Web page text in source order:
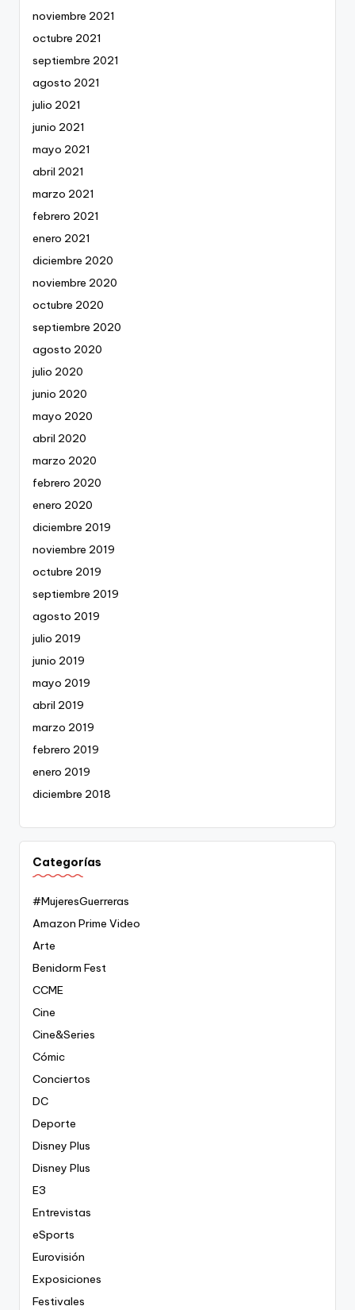
noviembre 2021
octubre 2021
septiembre 2021
agosto 2021
julio 2021
junio 2021
mayo 2021
abril 2021
marzo 2021
febrero 2021
enero 2021
diciembre 2020
noviembre 2020
octubre 2020
septiembre 2020
agosto 2020
julio 2020
junio 2020
mayo 2020
abril 2020
marzo 2020
febrero 2020
enero 2020
diciembre 2019
noviembre 2019
octubre 2019
septiembre 2019
agosto 2019
julio 2019
junio 2019
mayo 2019
abril 2019
marzo 2019
febrero 2019
enero 2019
diciembre 2018
Categorías
#MujeresGuerreras
Amazon Prime Video
Arte
Benidorm Fest
CCME
Cine
Cine&Series
Cómic
Conciertos
DC
Deporte
Disney Plus
Disney Plus
E3
Entrevistas
eSports
Eurovisión
Exposiciones
Festivales